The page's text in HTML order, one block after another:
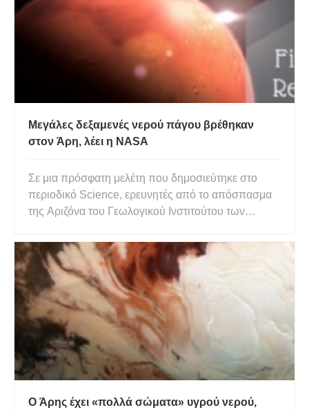
Μεγάλες δεξαμενές νερού πάγου βρέθηκαν
στον Άρη, λέει η NASA
Σε μια πρόσφατη μελέτη που δημοσιεύτηκε στο
περιοδικό Science, ερευνητές από το απόσπασμα
της Αριζόνα του Γεωλογικού Ινστιτούτου των
εικόνων της NASA, ότι ανακάλυψαν σημαντικές
δεξαμενές πάγου νερού πολύ κοντά στην επιφάνεια
του Άρη. Οι επιστήμονες έχουν πε
Ο Άρης έχει «πολλά σώματα» υγρού νερού,